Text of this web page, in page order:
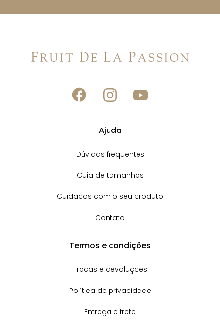
Ajuda
Dúvidas frequentes
Guia de tamanhos
Cuidados com o seu produto
Contato
Termos e condições
Trocas e devoluções
Política de privacidade
Entrega e frete